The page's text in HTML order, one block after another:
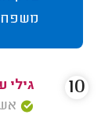
גילי
10